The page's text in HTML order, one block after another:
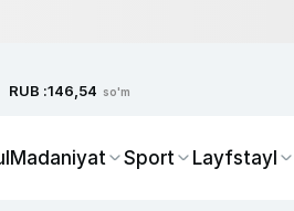
RUB :146,54 so'm
Madaniyat Sport Layfstayl